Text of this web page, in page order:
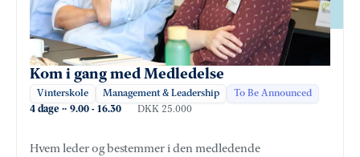
Kom i gang med Medledelse
Vinterskole Management & Leadership To Be Announced
4 dage ·· 9.00 - 16.30 DKK 25.000
Hvem leder og bestemmer i den medledende